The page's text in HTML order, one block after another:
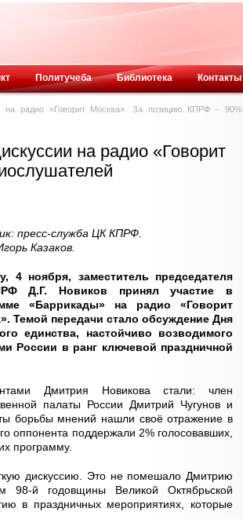
Политучеба Библиотека Контакты
на радио «Говорит Москва». За позицию КПРФ – 90%
на радио «Говорит
пресс-служба ЦК КПРФ.
Казаков.
4 ноября, заместитель председателя
Д.Г. Новиков принял участие в
«Баррикады» на радио «Говорит
Темой передачи стало обсуждение Дня
единства, настойчиво возводимого
России в ранг ключевой праздничной
Дмитрия Новикова стали: член
палаты России Дмитрий Чугунов и
борьбы мнений нашли своё отражение в
оппонента поддержали 2% голосовавших,
программу.
дискуссию. Это не помешало Дмитрию
98-й годовщины Великой Октябрьской
в праздничных мероприятиях, которые